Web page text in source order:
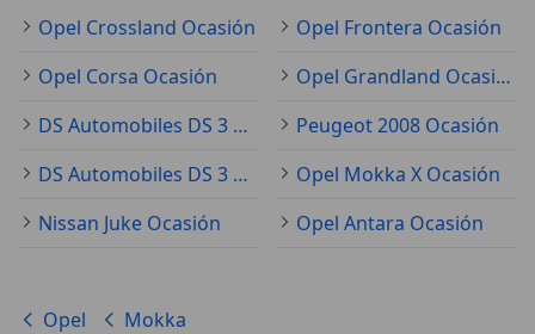
Opel Crossland Ocasión
Opel Frontera Ocasión
Opel Corsa Ocasión
Opel Grandland Ocasión
DS Automobiles DS 3 Ocasión
Peugeot 2008 Ocasión
DS Automobiles DS 3 Crossback Ocasión
Opel Mokka X Ocasión
Nissan Juke Ocasión
Opel Antara Ocasión
Opel Mokka